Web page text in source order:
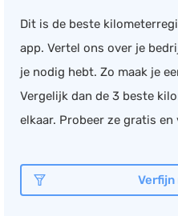
Sales
Urenregistratie
Offerte
Workflowmanagement
Planning
Dit is de beste
app. Vertel ons over je
je nodig hebt. Zo maak je
Vergelijk dan de 3 beste
elkaar. Probeer ze gratis